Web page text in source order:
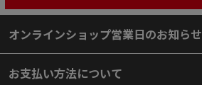
オンラインショップ営業日のお知らせ
お支払い方法について